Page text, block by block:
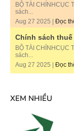
BỘ TÀI CHÍNHCỤC
sách...
Aug 27 2025 | Đọc
Chính sách
BỘ TÀI CHÍNHCỤC
sách...
Aug 27 2025 | Đọc
XEM NHIỀU